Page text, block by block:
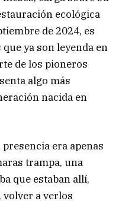
ecológica
de 2024, es
ya son leyenda en
de los pioneros
algo más
nacida en
era apenas
trampa, una
que estaban allí,
volver a verlos